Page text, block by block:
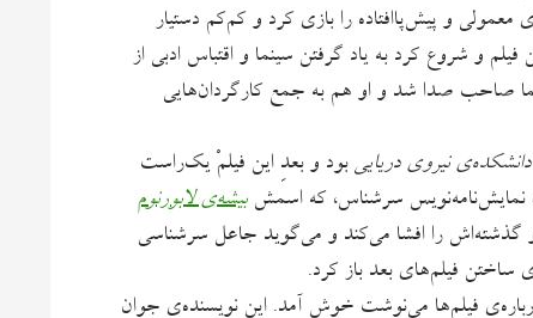
و پیش‌پاافتاده را بازی کرد و کم‌کم دستیار
و شروع کرد به یاد گرفتن سینما و اقتباس ادبی از
صاحب صدا شد و او هم به جمع کارگردان‌هایی
نیروی دریایی بود و بعدِ این فیلمْ یک‌راست
نمایش‌نامه‌نویس سرشناس، که اسمشبیشه‌ی لابورنوم
را افشا می‌کند و می‌گوید جاعل سرشناسی
ساختن فیلم‌های بعد باز کرد.
درباره‌ی فیلم‌ها می‌نوشت خوش آمد. این نویسنده‌ی جوان